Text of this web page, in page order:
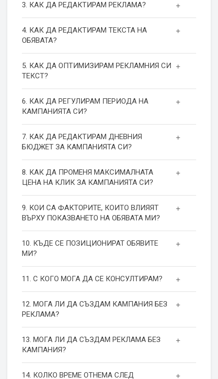
3. КАК ДА РЕДАКТИРАМ РЕКЛАМА?
4. КАК ДА РЕДАКТИРАМ ТЕКСТА НА
ОБЯВАТА?
5. КАК ДА ОПТИМИЗИРАМ РЕКЛАМНИЯ СИ
ТЕКСТ?
6. КАК ДА РЕГУЛИРАМ ПЕРИОДА НА
КАМПАНИЯТА СИ?
7. КАК ДА РЕДАКТИРАМ ДНЕВНИЯ
БЮДЖЕТ ЗА КАМПАНИЯТА СИ?
8. КАК ДА ПРОМЕНЯ МАКСИМАЛНАТА
ЦЕНА НА КЛИК ЗА КАМПАНИЯТА СИ?
9. КОИ СА ФАКТОРИТЕ, КОИТО ВЛИЯЯТ
ВЪРХУ ПОКАЗВАНЕТО НА ОБЯВАТА МИ?
10. КЪДЕ СЕ ПОЗИЦИОНИРАТ ОБЯВИТЕ
МИ?
11. С КОГО МОГА ДА СЕ КОНСУЛТИРАМ?
12. МОГА ЛИ ДА СЪЗДАМ КАМПАНИЯ БЕЗ
РЕКЛАМА?
13. МОГА ЛИ ДА СЪЗДАМ РЕКЛАМА БЕЗ
КАМПАНИЯ?
14. КОЛКО ВРЕМЕ ОТНЕМА СЛЕД